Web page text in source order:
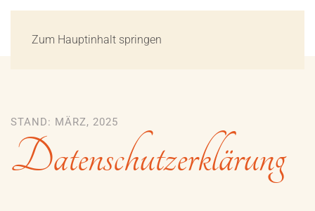
Zum Hauptinhalt springen
STAND: MÄRZ, 2025
Datenschutzerklärung